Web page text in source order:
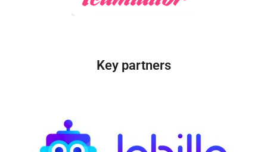
Key partners